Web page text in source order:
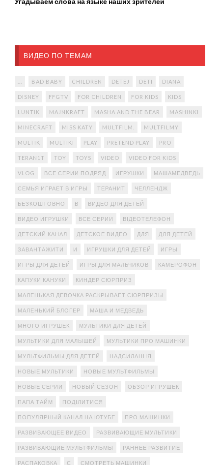
ВИДЕО ПО ТЕМАМ
BAD BABY CHILDREN DETEJ DETI DIANA
DISNEY FFGTV FOR CHILDREN FOR KIDS KIDS
LUNTIK MAJNKRAFT MASHA AND THE BEAR MASHINKI
MINECRAFT MISS KATY MULTFILM. MULTFILMY
MULTIK MULTIKI PLAY PRETEND PLAY PRO
TERAN1T TOY TOYS VIDEO VIDEO FOR KIDS
VLOG ВСЕ СЕРИИ ПОДРЯД ИГРУШКИ МАШАМЕДВЕДЬ
СЕМЬЯ ИГРАЕТ В ИГРЫ ТЕРАНИТ ЧЕЛЛЕНДЖ
БЕЗКОШТОВНО В ВИДЕО ДЛЯ ДЕТЕЙ
ВИДЕО ИГРУШКИ ВСЕ СЕРИИ ВІДЕОТЕЛЕФОН
ДЕТСКИЙ КАНАЛ ДЕТСКОЕ ВИДЕО ДЛЯ ДЛЯ ДЕТЕЙ
ЗАВАНТАЖИТИ И ИГРУШКИ ДЛЯ ДЕТЕЙ ИГРЫ
ИГРЫ ДЛЯ ДЕТЕЙ ИГРЫ ДЛЯ МАЛЬЧИКОВ КАМЕРОФОН
КАПУКИ КАНУКИ КИНДЕР СЮРПРИЗ
МАЛЕНЬКАЯ ДЕВОЧКА РАСКРЫВАЕТ СЮРПРИЗЫ
МАЛЕНЬКИЙ БЛОГЕР МАША И МЕДВЕДЬ
МНОГО ИГРУШЕК МУЛЬТИКИ ДЛЯ ДЕТЕЙ
МУЛЬТИКИ ДЛЯ МАЛЫШЕЙ МУЛЬТИКИ ПРО МАШИНКИ
МУЛЬТФИЛЬМЫ ДЛЯ ДЕТЕЙ НАДСИЛАННЯ
НОВЫЕ МУЛЬТИКИ НОВЫЕ МУЛЬТФИЛЬМЫ
НОВЫЕ СЕРИИ НОВЫЙ СЕЗОН ОБЗОР ИГРУШЕК
ПАПА ТАЙМ ПОДІЛИТИСЯ
ПОПУЛЯРНЫЙ КАНАЛ НА ЮТУБЕ ПРО МАШИНКИ
РАЗВИВАЮЩЕЕ ВИДЕО РАЗВИВАЮЩИЕ МУЛЬТИКИ
РАЗВИВАЮЩИЕ МУЛЬТФИЛЬМЫ РАННЕЕ РАЗВИТИЕ
РАСПАКОВКА С СМОТРЕТЬ МАШИНКИ